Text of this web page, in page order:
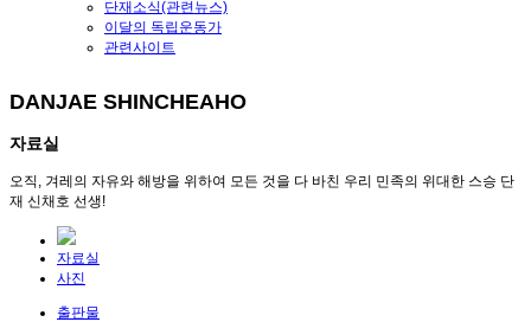
단재소식(관련뉴스)
이달의 독립운동가
관련사이트
DANJAE SHINCHEAHO
자료실
오직, 겨레의 자유와 해방을 위하여 모든 것을 다 바친 우리 민족의 위대한 스승 단
재 신채호 선생!
자료실
사진
출판물